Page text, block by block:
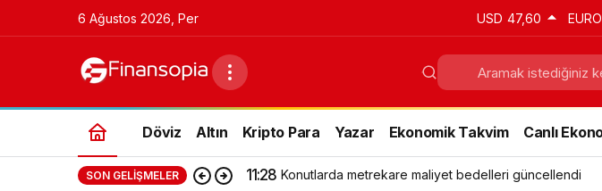
6 Ağustos 2026, Per USD 47,60 EURO
Döviz Altın Kripto Para Yazar Ekonomik Takvim Canlı
SON GELIŞMELER 11:28 Konutlarda metrekare maliyet bedelleri güncellendi